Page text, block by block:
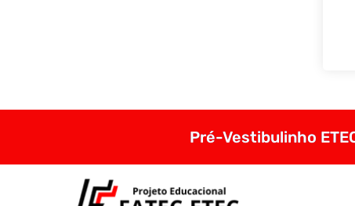
Pré-Vestibulinho